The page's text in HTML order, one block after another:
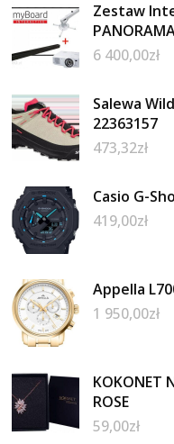
Zestaw
6 400,00zł
Salewa
22363157
473,32zł
Casio G-
419,00zł
Appella
1 950,00zł
KOKONET
ROSE
59,00zł